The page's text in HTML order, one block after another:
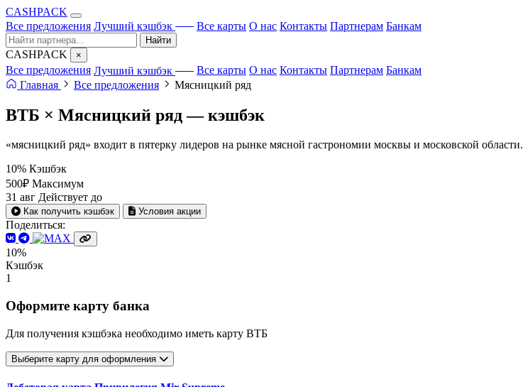
CASHPACK
Все предложения Лучший кэшбэк Все карты О нас Контакты Партнерам Банкам
Найти
CASHPACK ×
Все предложения Лучший кэшбэк Все карты О нас Контакты Партнерам Банкам
Главная
Все предложения Мясницкий ряд
ВТБ × Мясницкий ряд —кэшбэк
«мясницкий ряд» входит в пятерку лидеров на рынке мясной гастрономии москвы и московской области.
10% Кэшбэк
500₽ Максимум
31 авг Действует до
Как получить кэшбэк Условия акции
Поделиться:
10%
Кэшбэк
1
Оформите карту банка
Для получения кэшбэка необходимо иметь карту ВТБ
Выберите карту для оформления